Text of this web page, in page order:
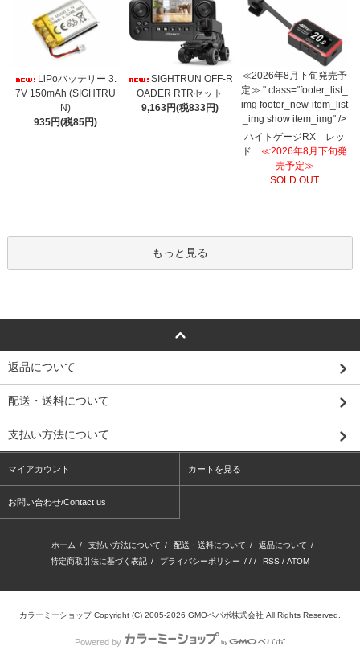
LiPoバッテリー 3.
7V 150mAh (SIGHTRU
N)
935円(税85円)
SIGHTRUN OFF-R
OADER RTRセット
9,163円(税833円)
≪2026年8月下旬発売予
定≫ " class="footer_list_
img footer_new-item_list
_img show item_img" />
ハイトゲージRX レッ
ド ≪2026年8月下旬発
売予定≫
SOLD OUT
もっと見る
返品について
配送・送料について
支払い方法について
マイアカウント カートを見る
お問い合わせ/Contact us
ホーム / 支払い方法について / 配送・送料について / 返品について /
特定商取引法に基づく表記 / プライバシーポリシー / / / RSS / ATOM
カラーミーショップ Copyright (C) 2005-2026 GMOペパボ株式会社 All Rights Reserved.
Powered by